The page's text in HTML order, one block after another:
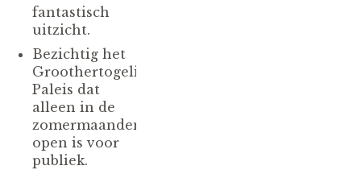
fantastisch
uitzicht.
Bezichtig het
Groothertogelijk
Paleis dat
alleen in de
zomermaanden
open is voor
publiek.